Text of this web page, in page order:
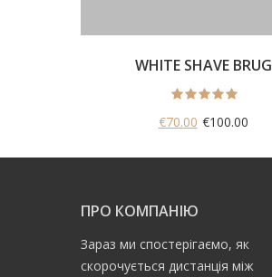
WHITE SHAVE BRUG
€70.00 €100.00
ПРО КОМПАНІЮ
Зараз ми спостерігаємо, як
скорочується дистанція між